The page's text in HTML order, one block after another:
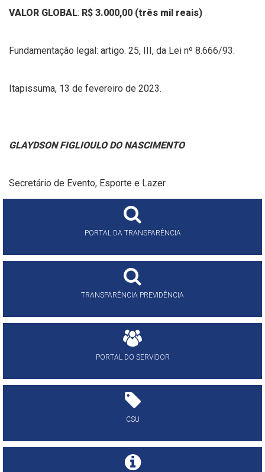
VALOR GLOBAL: R$ 3.000,00 (três mil reais)
Fundamentação legal: artigo. 25, III, da Lei nº 8.666/93.
Itapissuma, 13 de fevereiro de 2023.
GLAYDSON FIGLIOULO DO NASCIMENTO
Secretário de Evento, Esporte e Lazer
PORTAL DA TRANSPARÊNCIA
TRANSPARÊNCIA PREVIDÊNCIA
PORTAL DO SERVIDOR
CSU